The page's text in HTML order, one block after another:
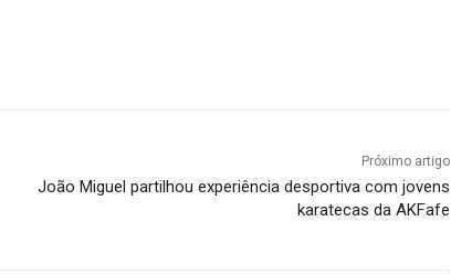
Próximo artigo
João Miguel partilhou experiência desportiva com jovens
karatecas da AKFafe